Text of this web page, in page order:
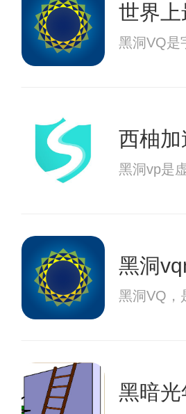
世界
黑洞VQ是
西柚加
黑洞vp是
黑洞
黑洞VQ，
黑暗光